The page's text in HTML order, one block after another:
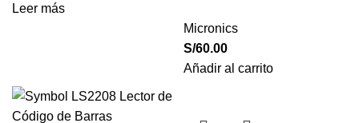
Leer más
Micronics
S/60.00
Añadir al carrito